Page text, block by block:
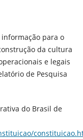
informação para o
da cultura
e legais
de Pesquisa
do Brasil de